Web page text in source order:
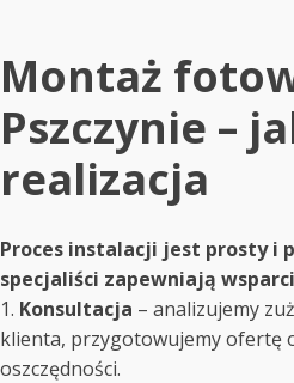
Montaż
Pszczynie –
realizacja
Proces instalacji jest prosty i
specjaliści zapewniają
1. Konsultacja – analizujemy
klienta, przygotowujemy ofertę
oszczędności.